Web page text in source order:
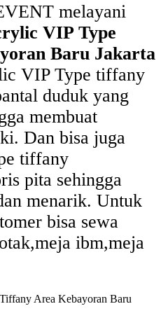
Area
Kebayoran
Baru
Jakarta
Selatan
melayani
VIP Type
Baru Jakarta
VIP Type tiffany
duduk yang
membuat
Dan bisa juga
tiffany
pita sehingga
menarik. Untuk
bisa sewa
ibm,meja